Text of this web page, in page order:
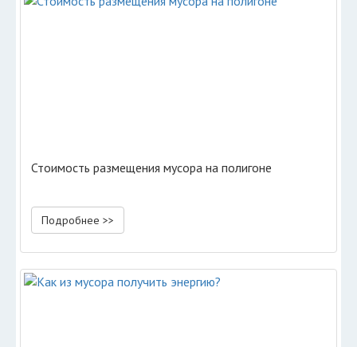
Стоимость размещения мусора на полигоне
Подробнее >>